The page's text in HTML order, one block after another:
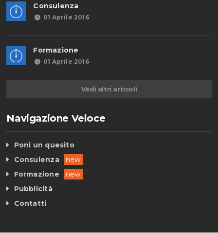
Consulenza
01 Aprile 2016
Formazione
01 Aprile 2016
Vedi altri articoli
Navigazione Veloce
Poni un quesito
Consulenza
new
Formazione
new
Pubblicità
Contatti